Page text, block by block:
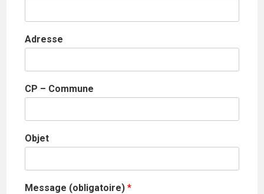
Adresse
CP – Commune
Objet
Message (obligatoire)*